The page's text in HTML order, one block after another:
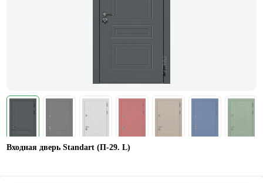
Входная дверь Standart (П-29. L)